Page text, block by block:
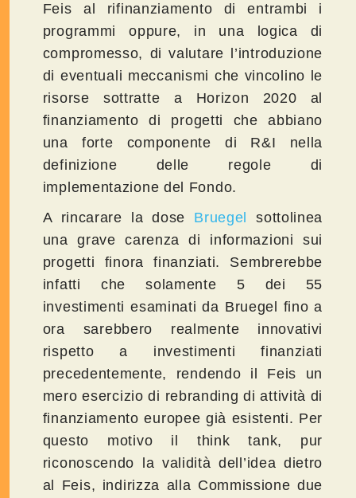
Feis al rifinanziamento di entrambi i
programmi oppure, in una logica di
compromesso, di valutare l’introduzione
di eventuali meccanismi che vincolino le
risorse sottratte a Horizon 2020 al
finanziamento di progetti che abbiano
una forte componente di R&I nella
definizione delle regole di
implementazione del Fondo.
A rincarare la dose Bruegel
sottolinea
una grave carenza di informazioni sui
progetti finora finanziati. Sembrerebbe
infatti che solamente 5 dei 55
investimenti esaminati da Bruegel fino a
ora sarebbero realmente innovativi
rispetto a investimenti finanziati
precedentemente, rendendo il Feis un
mero esercizio di rebranding di attività di
finanziamento europee già esistenti. Per
questo motivo il think tank, pur
riconoscendo la validità dell’idea dietro
al Feis, indirizza alla Commissione due